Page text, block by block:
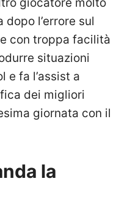
l’errore sul
con troppa facilità
situazioni
e fa l’assist a
dei migliori
giornata con il
la